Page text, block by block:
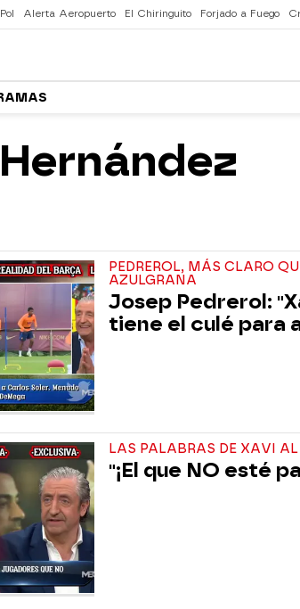
Alerta Aeropuerto El Chiringuito Forjado a Fuego
PEDREROL, MÁS CLARO
AZULGRANA
Josep Pedrerol:
tiene el culé para
LAS PALABRAS DE XAVI
"¡El que NO esté